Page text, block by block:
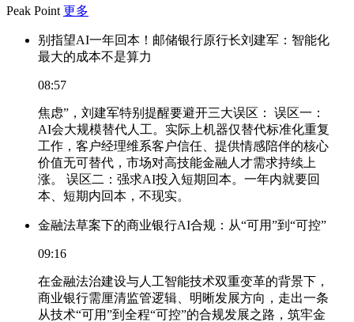
Peak Point 更多
别指望AI一年回本！邮储银行原行长刘建军：智能化
最大的成本不是算力
08:57
焦虑”，刘建军特别提醒要避开三大误区： 误区一：
AI会大规模替代人工。实际上机器仅替代标准化重复
工作，客户经理维系客户信任、提供情感陪伴的核心
价值无可替代，市场对高技能金融人才需求持续上
涨。 误区二：强求AI投入短期回本。一年内就要回
本、短期内回本，不现实。
金融法草案下的商业银行AI合规：从“可用”到“可控”
09:16
在金融法治建设与人工智能技术双重变革的背景下，
商业银行需厘清监管逻辑、明晰发展方向，走出一条
从技术“可用”到全程“可控”的合规发展之路，筑牢金